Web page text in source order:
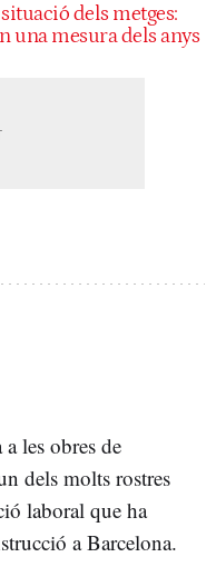
dels metges:
una mesura dels anys
les obres de
dels molts rostres
laboral que ha
a Barcelona.